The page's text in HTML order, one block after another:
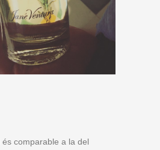
és comparable a la del